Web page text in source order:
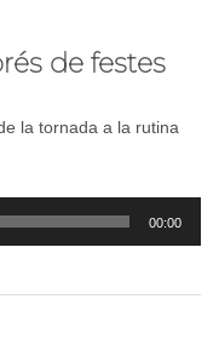
de festes
la tornada a la rutina
00:00